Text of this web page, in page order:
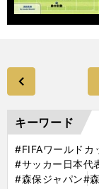
キーワード
#FIFAワールドカ
#サッカー日本代
#森保ジャパン#